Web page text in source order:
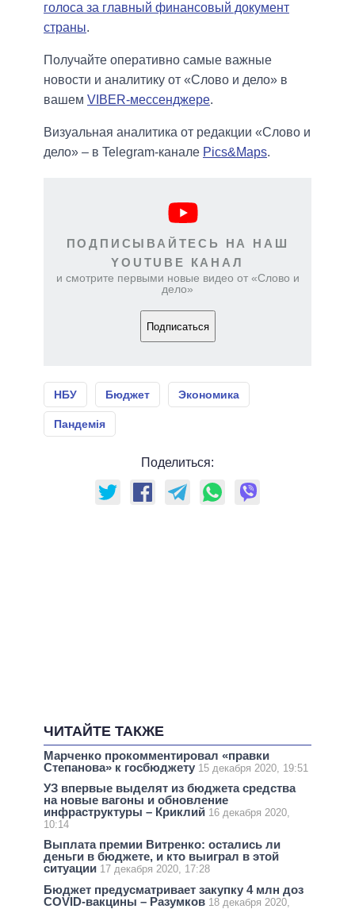
голоса за главный финансовый документ
страны.
Получайте оперативно самые важные
новости и аналитику от «Слово и дело» в
вашем VIBER-мессенджере.
Визуальная аналитика от редакции «Слово и
дело» – в Telegram-канале Pics&Maps.
ПОДПИСЫВАЙТЕСЬ НА НАШ
YOUTUBE КАНАЛ
и смотрите первыми новые видео от «Слово и
дело»
Подписаться
НБУ Бюджет Экономика
Пандемія
Поделиться:
ЧИТАЙТЕ ТАКЖЕ
Марченко прокомментировал «правки
Степанова» к госбюджету 15 декабря 2020, 19:51
УЗ впервые выделят из бюджета средства
на новые вагоны и обновление
инфраструктуры – Криклий 16 декабря 2020,
10:14
Выплата премии Витренко: остались ли
деньги в бюджете, и кто выиграл в этой
ситуации 17 декабря 2020, 17:28
Бюджет предусматривает закупку 4 млн доз
COVID-вакцины – Разумков 18 декабря 2020,